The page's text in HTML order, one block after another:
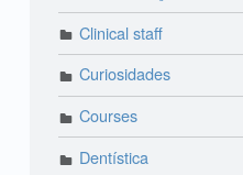
Clinical staff
Curiosidades
Courses
Dentística